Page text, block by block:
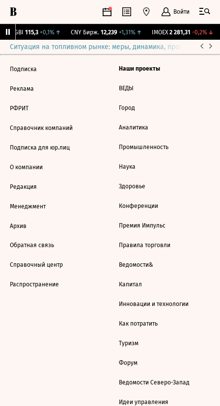
Войти
RGBI 115,3 +0,1%↑ CNY Бирж. 12,239 +1,31%↑ IMOEX 2 281,31 -0,2%↓
Ситуация на топливном рынке: меры, динамика, прогнозы
Подписка
Реклама
РФРИТ
Справочник компаний
Подписка для юр.лиц
О компании
Редакция
Менеджмент
Архив
Обратная связь
Справочный центр
Распространение
Наши проекты
ВЕДЫ
Город
Аналитика
Промышленность
Наука
Здоровье
Конференции
Премия Импульс
Правила торговли
Ведомости&
Капитал
Инновации и технологии
Как потратить
Туризм
Форум
Ведомости Северо-Запад
Идеи управления